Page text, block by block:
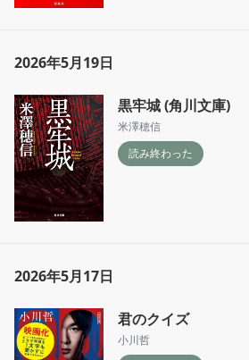
2026年5月19日
黒牢城 (角川文庫)
米澤穂信
読み終わった
2026年5月17日
君のクイズ
小川哲